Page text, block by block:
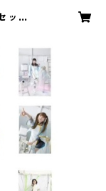
ット |